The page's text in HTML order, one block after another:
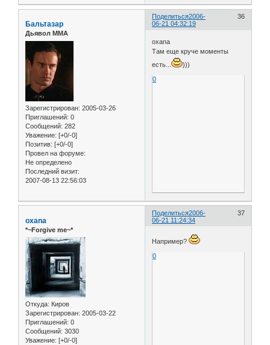
Поделиться 36
2006-
06-21 04:32:19
Бальтазар
Дьявол ММА
Зарегистрирован: 2005-03-26
Приглашений: 0
Сообщений: 282
Уважение: [+0/-0]
Позитив: [+0/-0]
Провел на форуме:
Не определено
Последний визит:
2007-08-13 22:56:03
oxana
Там еще круче моменты
есть...
)))
0
Поделиться 37
2006-
06-21 11:24:34
oxana
*~Forgive me~*
Откуда: Киров
Зарегистрирован: 2005-03-22
Приглашений: 0
Сообщений: 3030
Уважение: [+0/-0]
Например?
0